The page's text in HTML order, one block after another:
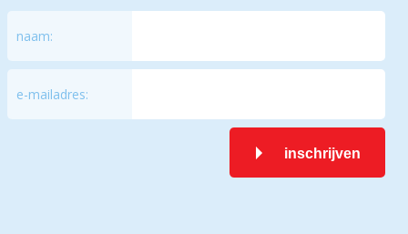
naam:
e-mailadres:
inschrijven